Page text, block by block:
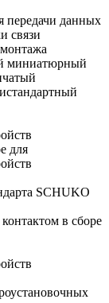
передачи данных
связи
миниатюрный
для
SCHUKO
в сборе